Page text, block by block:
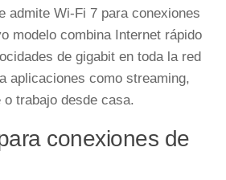
admite Wi-Fi 7 para conexiones
modelo combina Internet rápido
de gigabit en toda la red
aplicaciones como streaming,
trabajo desde casa.
conexiones de